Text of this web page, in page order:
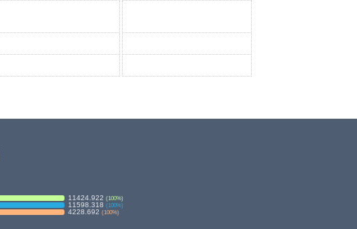
11424.922 (100%)
11598.318 (100%)
4228.692 (100%)